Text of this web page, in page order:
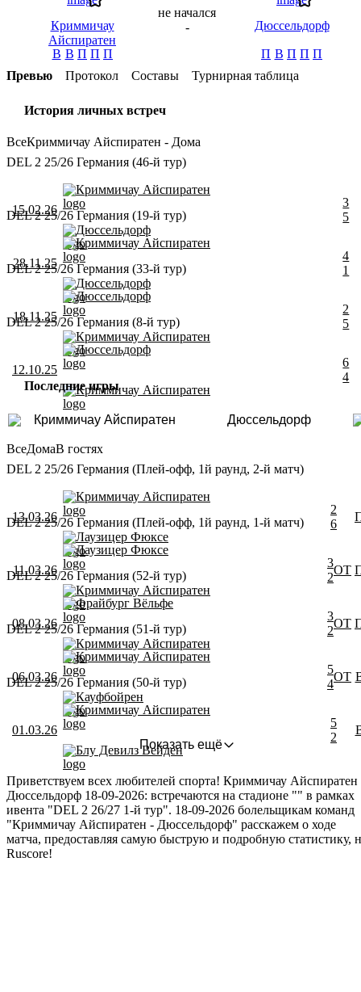
Криммичау
Айспиратен
В В П П П
не начался
-
Дюссельдорф
П В П П П
Превью
Протокол Составы Турнирная таблица
История личных встреч
ВсеКриммичау Айспиратен - Дома
DEL 2 25/26 Германия (46-й тур)
15.02.26
Криммичау Айспиратен
Дюссельдорф
3
5
DEL 2 25/26 Германия (19-й тур)
28.11.25
Криммичау Айспиратен
Дюссельдорф
4
1
DEL 2 25/26 Германия (33-й тур)
18.11.25
Дюссельдорф
Криммичау Айспиратен
2
5
DEL 2 25/26 Германия (8-й тур)
12.10.25
Дюссельдорф
Криммичау Айспиратен
6
4
Последние игры
Криммичау Айспиратен Дюссельдорф
ВсеДомаВ гостях
DEL 2 25/26 Германия (Плей-офф, 1й раунд, 2-й матч)
13.03.26
Криммичау Айспиратен
Лаузицер Фюксе
2
6
DEL 2 25/26 Германия (Плей-офф, 1й раунд, 1-й матч)
11.03.26
Лаузицер Фюксе
Криммичау Айспиратен
3
2
ОТ
DEL 2 25/26 Германия (52-й тур)
08.03.26
Фрайбург Вёльфе
Криммичау Айспиратен
3
2
ОТ
DEL 2 25/26 Германия (51-й тур)
06.03.26
Криммичау Айспиратен
Кауфбойрен
5
4
ОТ
DEL 2 25/26 Германия (50-й тур)
01.03.26
Криммичау Айспиратен
Блу Девилз Вейден
5
2
Показать ещё
Приветствуем всех любителей спорта! Криммичау Айспиратен
Дюссельдорф 18-09-2026: встречаются на стадионе "" в рамках
ивента "DEL 2 26/27 1-й тур". 18-09-2026 болельщикам команд
"Криммичау Айспиратен - Дюссельдорф" расскажем о ходе
матча, предоставляя самую быструю и подробную статистику,
Ruscore!